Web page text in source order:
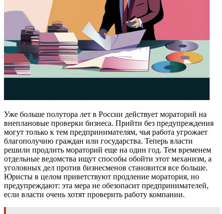
Уже больше полутора лет в России действует мораторий на
внеплановые проверки бизнеса. Прийти без предупреждения
могут только к тем предпринимателям, чья работа угрожает
благополучию граждан или государства. Теперь власти
решили продлить мораторий еще на один год. Тем временем
отдельные ведомства ищут способы обойти этот механизм, а
уголовных дел против бизнесменов становится все больше.
Юристы в целом приветствуют продление моратория, но
предупреждают: эта мера не обезопасит предпринимателей,
если власти очень хотят проверить работу компании.